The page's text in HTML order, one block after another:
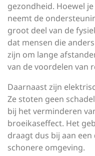
gezondheid. Hoewel
neemt de
groot deel van de
dat mensen die
zijn om lange
van de voordelen van
Daarnaast zijn
Ze stoten geen
bij het verminderen
broeikaseffect. Het
draagt dus bij aan
schonere omgeving.